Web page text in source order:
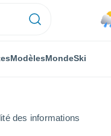
des informations
ModèlesMondeSki